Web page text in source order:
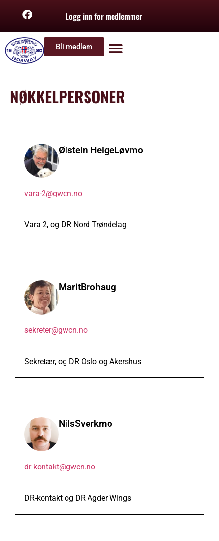
Logg inn for medlemmer
Bli medlem
NØKKELPERSONER
Øistein HelgeLøvmo
vara-2@gwcn.no
Vara 2, og DR Nord Trøndelag
MaritBrohaug
sekreter@gwcn.no
Sekretær, og DR Oslo og Akershus
NilsSverkmo
dr-kontakt@gwcn.no
DR-kontakt og DR Agder Wings